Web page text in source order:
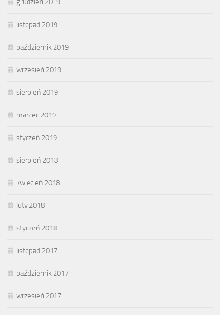
grudzień 2019
listopad 2019
październik 2019
wrzesień 2019
sierpień 2019
marzec 2019
styczeń 2019
sierpień 2018
kwiecień 2018
luty 2018
styczeń 2018
listopad 2017
październik 2017
wrzesień 2017